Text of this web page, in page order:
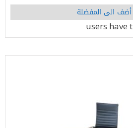
أضف الى المفضلة
have